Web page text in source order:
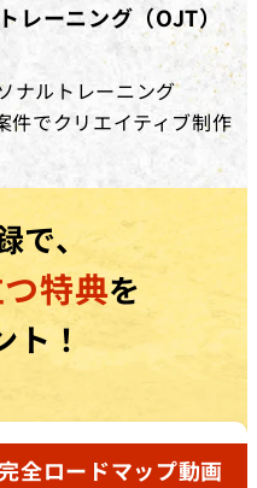
レーニング（OJT）
ナルトレーニング
件でクリエイティブ制作
で、
特典を
ト！
全ロードマップ動画